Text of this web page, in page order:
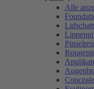
Alle